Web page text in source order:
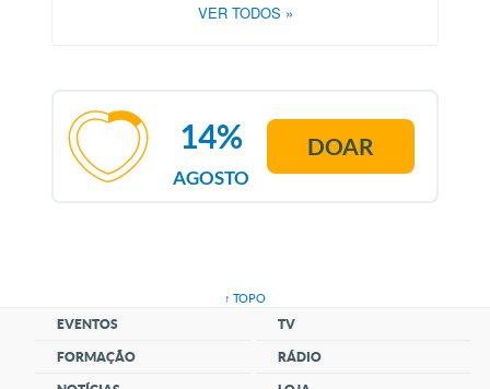
VER TODOS »
AGOSTO
14% DOAR
↑ TOPO
EVENTOS
FORMAÇÃO
TV
RÁDIO